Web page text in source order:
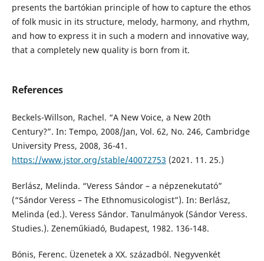
presents the bartókian principle of how to capture the ethos
of folk music in its structure, melody, harmony, and rhythm,
and how to express it in such a modern and innovative way,
that a completely new quality is born from it.
References
Beckels-Willson, Rachel. “A New Voice, a New 20th
Century?”. In: Tempo, 2008/Jan, Vol. 62, No. 246, Cambridge
University Press, 2008, 36-41.
https://www.jstor.org/stable/40072753 (2021. 11. 25.)
Berlász, Melinda. “Veress Sándor – a népzenekutató”
(“Sándor Veress – The Ethnomusicologist”). In: Berlász,
Melinda (ed.). Veress Sándor. Tanulmányok (Sándor Veress.
Studies.). Zeneműkiadó, Budapest, 1982. 136-148.
Bónis, Ferenc. Üzenetek a XX. századból. Negyvenkét